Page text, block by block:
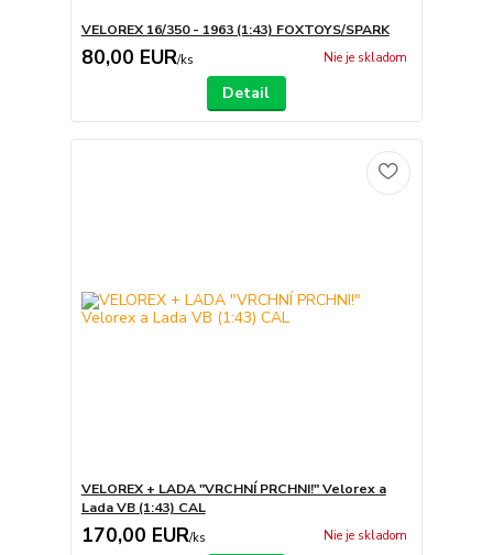
VELOREX 16/350 - 1963 (1:43) FOXTOYS/SPARK
80,00 EUR/ks Nie je skladom
Detail
VELOREX + LADA "VRCHNÍ PRCHNI!" Velorex a
Lada VB (1:43) CAL
170,00 EUR/ks Nie je skladom